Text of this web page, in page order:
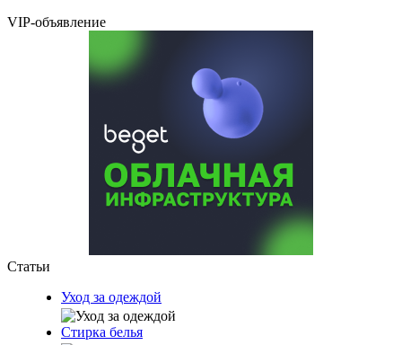
VIP-объявление
Статьи
Уход за одеждой
Стирка белья